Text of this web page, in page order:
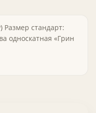
Размер стандарт:
односкатная «Грин